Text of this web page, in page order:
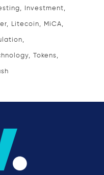
Investment
Litecoin MiCA
Tokens